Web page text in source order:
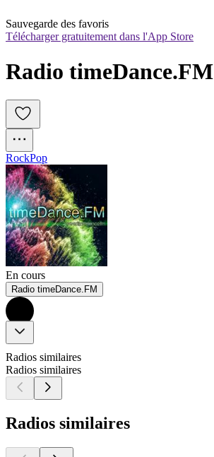
Sauvegarde des favoris
Télécharger gratuitement dans l'App Store
Radio timeDance.FM
RockPop
En cours
Radio timeDance.FM
Radios similaires
Radios similaires
Radios similaires